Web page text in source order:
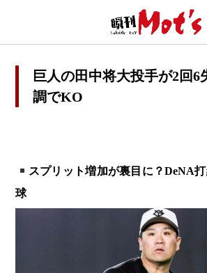
巨人の田中将大投手が2回6
調でKO
スプリット増加が裏目に？DeNA
球